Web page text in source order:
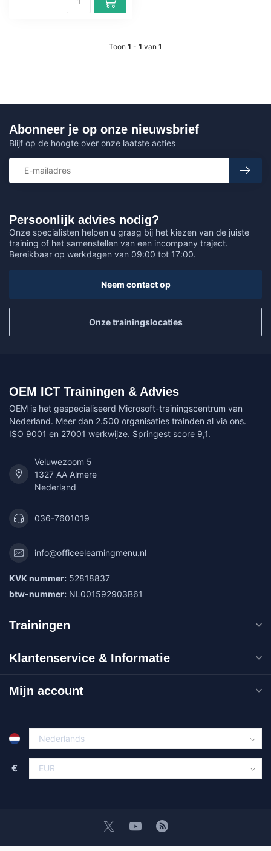
Toon 1 - 1 van 1
Persoonlijk advies nodig?
Onze specialisten helpen u graag bij het kiezen van de juiste
training of het samenstellen van een incompany traject.
Bereikbaar op werkdagen van 09:00 tot 17:00.
Neem contact op
Onze trainingslocaties
Abonneer je op onze nieuwsbrief
Blijf op de hoogte over onze laatste acties
OEM ICT Trainingen & Advies
OEM is het gespecialiseerd Microsoft-trainingscentrum van
Nederland. Meer dan 2.500 organisaties trainden al via ons.
ISO 9001 en 27001 werkwijze. Springest score 9,1.
Veluwezoom 5
1327 AA Almere
Nederland
036-7601019
info@officeelearningmenu.nl
KVK nummer: 52818837
btw-nummer: NL001592903B61
Trainingen
Klantenservice & Informatie
Mijn account
€